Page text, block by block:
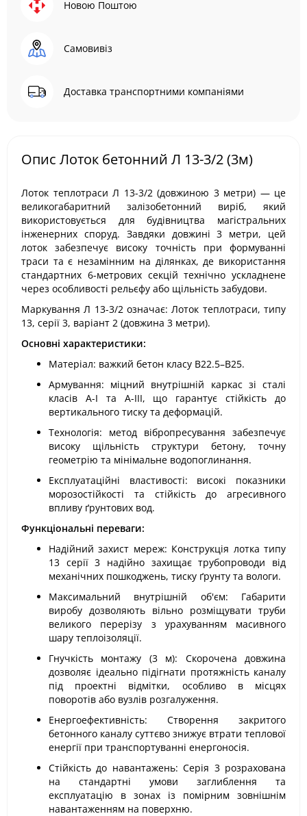
Новою Поштою
Самовивіз
Доставка транспортними компаніями
Опис Лоток бетонний Л 13-3/2 (3м)
Лоток теплотраси Л 13-3/2 (довжиною 3 метри) — це
великогабаритний залізобетонний виріб, який
використовується для будівництва магістральних
інженерних споруд. Завдяки довжині 3 метри, цей
лоток забезпечує високу точність при формуванні
траси та є незамінним на ділянках, де використання
стандартних 6-метрових секцій технічно ускладнене
через особливості рельєфу або щільність забудови.
Маркування Л 13-3/2 означає: Лоток теплотраси, типу
13, серії 3, варіант 2 (довжина 3 метри).
Основні характеристики:
Матеріал: важкий бетон класу В22.5–В25.
Армування: міцний внутрішній каркас зі сталі
класів А-I та А-III, що гарантує стійкість до
вертикального тиску та деформацій.
Технологія: метод вібропресування забезпечує
високу щільність структури бетону, точну
геометрію та мінімальне водопоглинання.
Експлуатаційні властивості: високі показники
морозостійкості та стійкість до агресивного
впливу ґрунтових вод.
Функціональні переваги:
Надійний захист мереж: Конструкція лотка типу
13 серії 3 надійно захищає трубопроводи від
механічних пошкоджень, тиску ґрунту та вологи.
Максимальний внутрішній об'єм: Габарити
виробу дозволяють вільно розміщувати труби
великого перерізу з урахуванням масивного
шару теплоізоляції.
Гнучкість монтажу (3 м): Скорочена довжина
дозволяє ідеально підігнати протяжність каналу
під проектні відмітки, особливо в місцях
поворотів або вузлів розгалуження.
Енергоефективність: Створення закритого
бетонного каналу суттєво знижує втрати теплової
енергії при транспортуванні енергоносія.
Стійкість до навантажень: Серія 3 розрахована
на стандартні умови заглиблення та
експлуатацію в зонах із помірним зовнішнім
навантаженням на поверхню.